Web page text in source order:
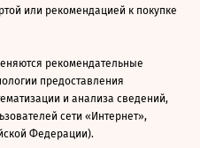
или рекомендацией к покупке
рекомендательные
предоставления
и анализа сведений,
сети «Интернет»,
Федерации).